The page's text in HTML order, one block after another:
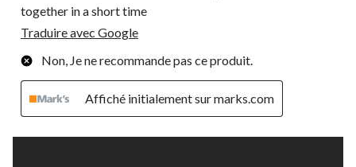
together in a short time
Traduire avec Google
Non, Je ne recommande pas ce produit.
Affiché initialement sur marks.com